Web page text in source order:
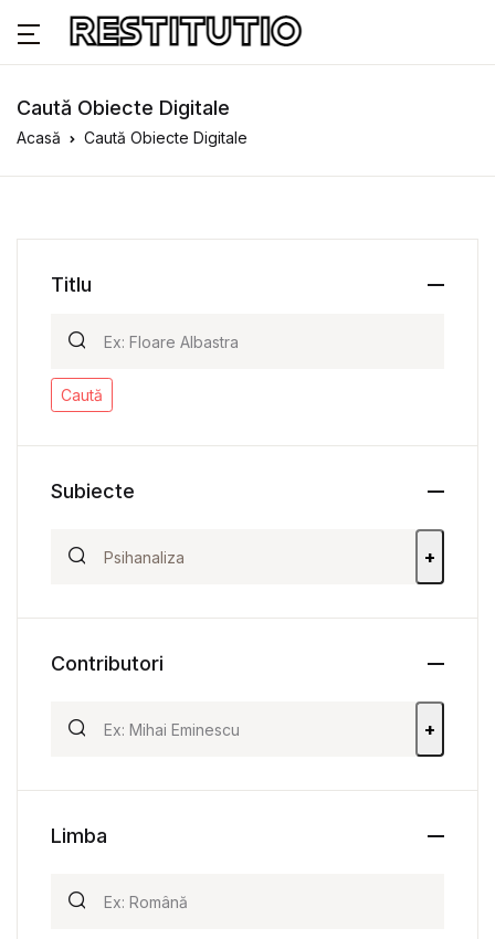
Caută Obiecte Digitale
Acasă Caută Obiecte Digitale
Titlu
Caută
Subiecte
+
Contributori
+
Limba